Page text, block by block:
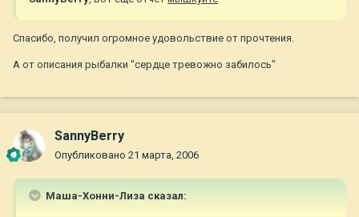
Спасибо, получил огромное удовольствие от прочтения.
А от описания рыбалки "сердце тревожно забилось"
SannyBerry
Опубликовано 21 марта, 2006
Маша-Хонни-Лиза сказал: